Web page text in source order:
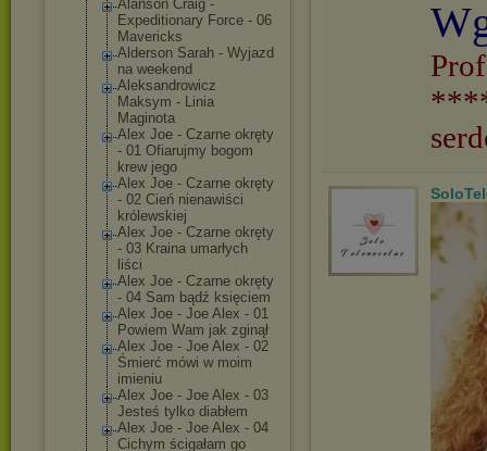
Alanson Craig -
Expeditionary Force - 06
Mavericks
Alderson Sarah - Wyjazd
na weekend
Aleksandrowicz
Maksym - Linia
Maginota
Alex Joe - Czarne okręty
- 01 Ofiarujmy bogom
krew jego
Alex Joe - Czarne okręty
- 02 Cień nienawiści
królewskiej
Alex Joe - Czarne okręty
- 03 Kraina umarłych
liści
Alex Joe - Czarne okręty
- 04 Sam bądź księciem
Alex Joe - Joe Alex - 01
Powiem Wam jak zginął
Alex Joe - Joe Alex - 02
Śmierć mówi w moim
imieniu
Alex Joe - Joe Alex - 03
Jesteś tylko diabłem
Alex Joe - Joe Alex - 04
Cichym ścigałam go